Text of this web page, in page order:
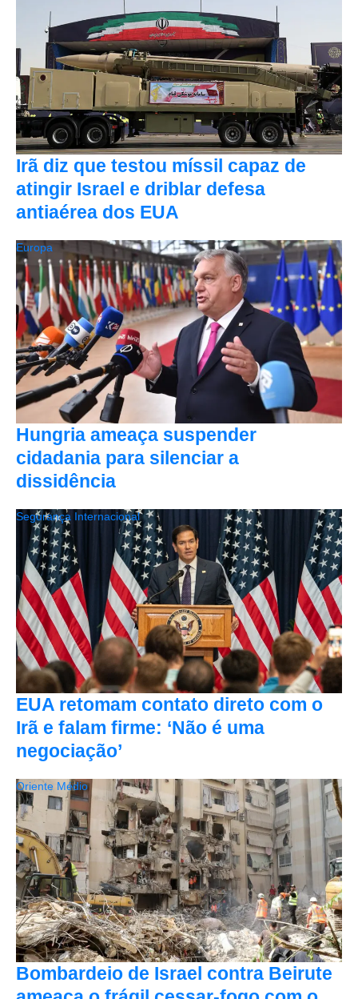
Irã diz que testou míssil capaz de
atingir Israel e driblar defesa
antiaérea dos EUA
Hungria ameaça suspender
cidadania para silenciar a
dissidência
Europa
EUA retomam contato direto com o
Irã e falam firme: ‘Não é uma
negociação’
Segurança Internacional
Bombardeio de Israel contra Beirute
Oriente Médio